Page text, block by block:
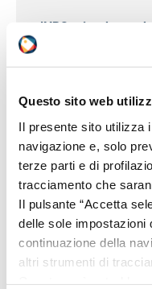
Questo sito web
Il presente sito utilizza
navigazione e, solo
terze parti e di
tracciamento che
Il pulsante “Accetta
delle sole impostazioni
continuazione della
altri strumenti di
IMDG: circolare
piombo e di
Altre Normative
ADR ALTRE
CLP
IMDG